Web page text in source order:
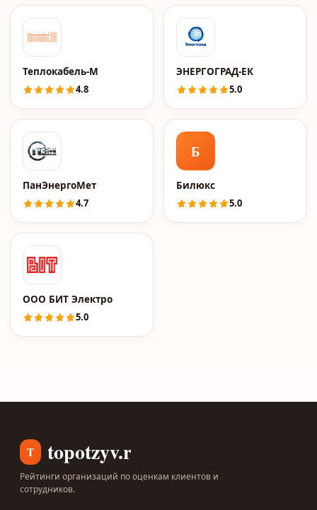
Теплокабель-М
4.8
ЭНЕРГОГРАД-ЕК
5.0
ПанЭнергоМет
4.7
Б
Билюкс
5.0
ООО БИТ Электро
5.0
T topotzyv.ru
Рейтинги организаций по оценкам клиентов и
сотрудников.